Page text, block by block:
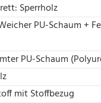
Sperrholz
PU-Schaum +
PU-Schaum
mit Stoffbezug